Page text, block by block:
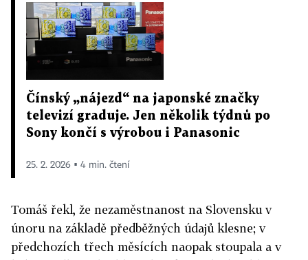
Čínský „nájezd“ na japonské značky
televizí graduje. Jen několik týdnů po
Sony končí s výrobou i Panasonic
25. 2. 2026 ▪ 4 min. čtení
Tomáš řekl, že nezaměstnanost na Slovensku v
únoru na základě předběžných údajů klesne; v
předchozích třech měsících naopak stoupala a v